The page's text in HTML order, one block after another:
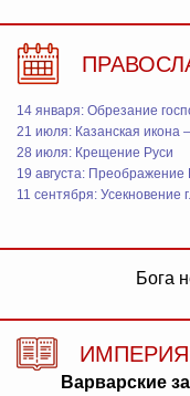
14 января: Обрезание
21 июля: Казанская икона
28 июля: Крещение Руси
19 августа:
11 сентября:
Бога
ИМПЕРИЯ
Варварские